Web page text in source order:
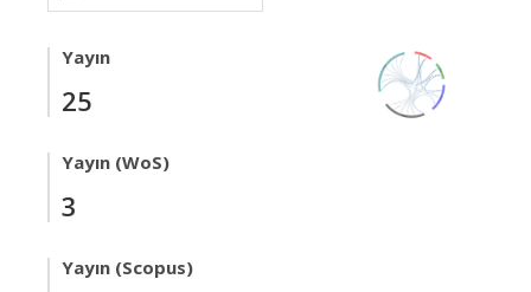
Yayın
25
Yayın (WoS)
3
Yayın (Scopus)